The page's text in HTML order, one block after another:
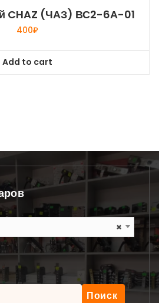
CHAZ (ЧАЗ) ВС2-6А-01
400₽
Add to cart
×